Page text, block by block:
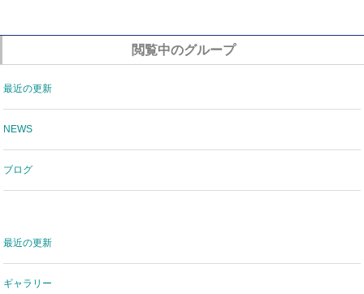
閲覧中のグループ
最近の更新
NEWS
ブログ
最近の更新
ギャラリー